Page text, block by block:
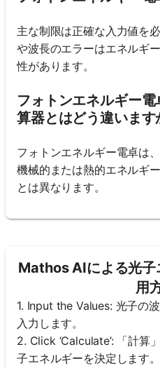
主な制限は正確な入力値を
や波長のエラーはエネルギ
性があります。
フォトンエネルギー
算器とはどう違います
フォトンエネルギー電卓は
機械的または熱的エネルギ
とは異なります。
Mathos AIによる光子
用
1. Input the Values: 光子の
入力します。
2. Click ‘Calculate’: 「計算
子エネルギーを決定します。